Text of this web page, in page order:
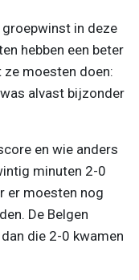
in deze
hebben een beter
moesten doen:
alvast bijzonder
en wie anders
minuten 2-0
er moesten nog
De Belgen
die 2-0 kwamen